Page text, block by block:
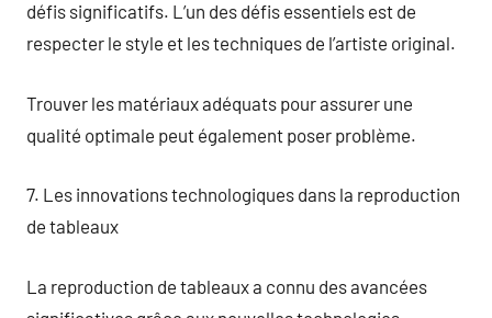
défis significatifs. L’un des défis essentiels est de
respecter le style et les techniques de l’artiste original.
Trouver les matériaux adéquats pour assurer une
qualité optimale peut également poser problème.
7. Les innovations technologiques dans la reproduction
de tableaux
La reproduction de tableaux a connu des avancées